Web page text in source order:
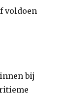
voldoen
bij